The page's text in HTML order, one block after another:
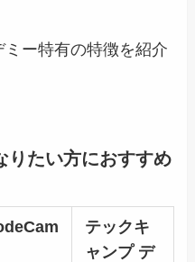
ー特有の特徴を紹介
りたい方におすすめ
テックキ
ャンプ デ